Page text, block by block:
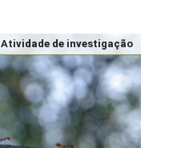
Atividade de investigação